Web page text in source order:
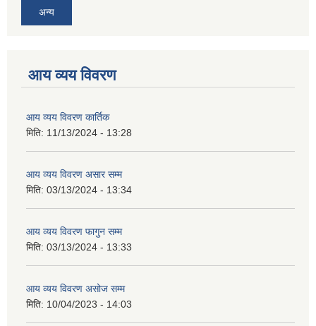
अन्य
आय व्यय विवरण
आय व्यय विवरण कार्तिक
मिति: 11/13/2024 - 13:28
आय व्यय विवरण असार सम्म
मिति: 03/13/2024 - 13:34
आय व्यय विवरण फागुन सम्म
मिति: 03/13/2024 - 13:33
आय व्यय विवरण असोज सम्म
मिति: 10/04/2023 - 14:03